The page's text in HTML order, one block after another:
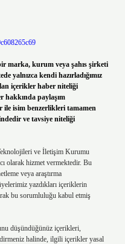
marka, kurum veya şahıs şirketi
yalnızca kendi hazırladığımız
içerikler haber niteliği
hakkında paylaşım
ile isim benzerlikleri tamamen
ve tavsiye niteliği
ve İletişim Kurumu
olarak hizmet vermektedir. Bu
veya araştırma
yazdıkları içeriklerin
bu sorumluluğu kabul etmiş
düşündüğünüz içerikleri,
halinde, ilgili içerikler yasal